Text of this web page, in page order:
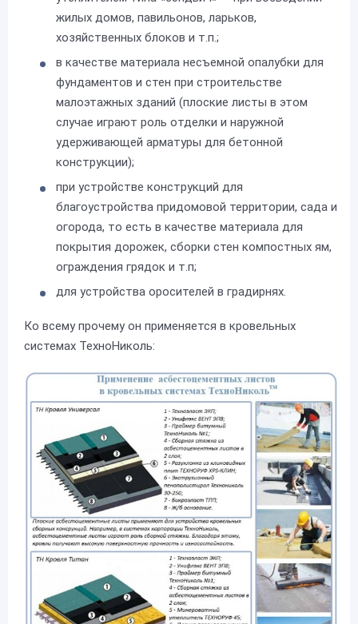
жилых домов, павильонов, ларьков,
хозяйственных блоков и т.п.;
в качестве материала несъемной опалубки для
фундаментов и стен при строительстве
малоэтажных зданий (плоские листы в этом
случае играют роль отделки и наружной
удерживающей арматуры для бетонной
конструкции);
при устройстве конструкций для
благоустройства придомовой территории, сада и
огорода, то есть в качестве материала для
покрытия дорожек, сборки стен компостных ям,
ограждения грядок и т.п;
для устройства оросителей в градирнях.
Ко всему прочему он применяется в кровельных
системах ТехноНиколь: